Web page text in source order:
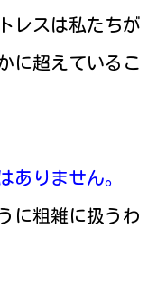
レスは私たちが
に超えているこ
ありません。
に粗雑に扱うわ